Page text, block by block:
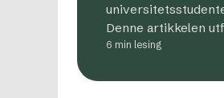
Denne artikkelen
6 min lesing